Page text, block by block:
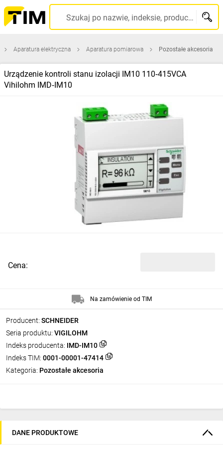
Szukaj po nazwie, indeksie, producencie, kodzie kreskowym...
Aparatura elektryczna Aparatura pomiarowa Pozostałe akcesoria
Urządzenie kontroli stanu izolacji IM10 110‑415VCA
Vihilohm IMD‑IM10
Producent: SCHNEIDER
Seria produktu: VIGILOHM
Indeks producenta: IMD-IM10
Indeks TIM: 0001-00001-47414
Kategoria: Pozostałe akcesoria
Cena:
Na zamówienie od TIM
DANE PRODUKTOWE